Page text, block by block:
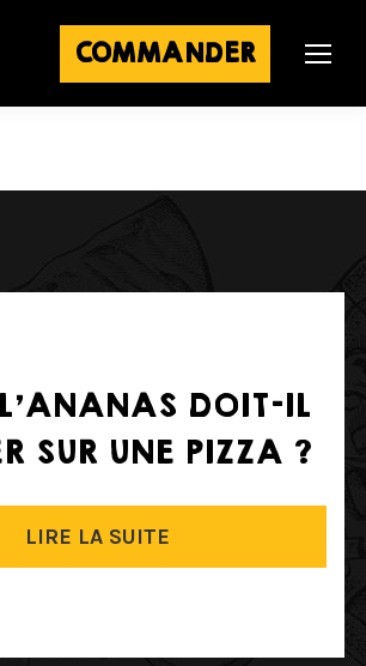
COMMANDER
DOIT-IL
SUR UNE PIZZA ?
LIRE LA SUITE